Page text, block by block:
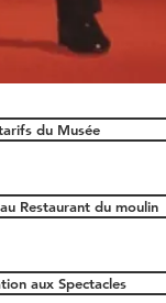
du Musée
Restaurant du moulin
aux Spectacles